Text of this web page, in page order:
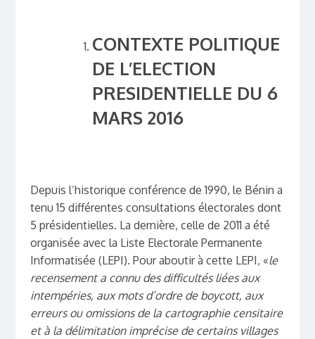
CONTEXTE POLITIQUE
DE L’ELECTION
PRESIDENTIELLE DU 6
MARS 2016
Depuis l’historique conférence de 1990, le Bénin a
tenu 15 différentes consultations électorales dont
5 présidentielles. La dernière, celle de 2011 a été
organisée avec la Liste Electorale Permanente
Informatisée (LEPI). Pour aboutir à cette LEPI, «le
recensement a connu des difficultés liées aux
intempéries, aux mots d’ordre de boycott, aux
erreurs ou omissions de la cartographie censitaire
et à la délimitation imprécise de certains villages